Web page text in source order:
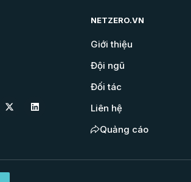
NETZERO.VN
Giới thiệu
Đội ngũ
Đối tác
Liên hệ
Quảng cáo